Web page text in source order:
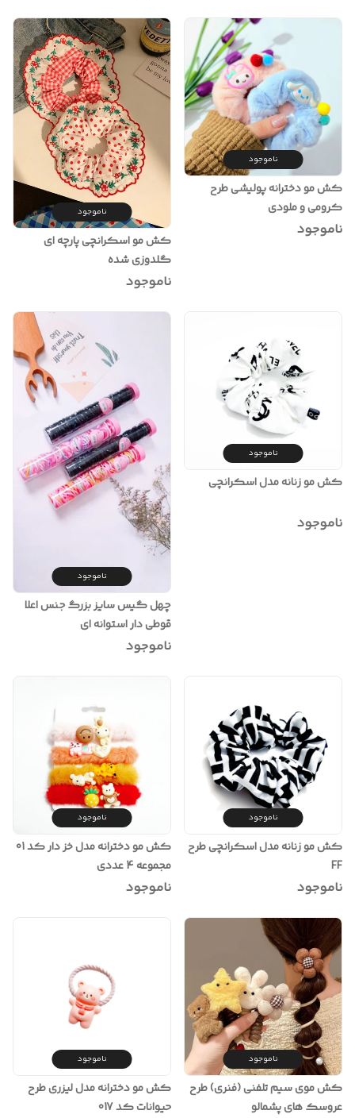
ناموجود
کش مو دخترانه پولیشی طرح
کرومی و ملودی
ناموجود
ناموجود
کش مو اسکرانچی پارچه ای
گلدوزی شده
ناموجود
ناموجود
کش مو زنانه مدل اسکرانچی
ناموجود
ناموجود
چهل گیس سایز بزرگ جنس اعلا
قوطی دار استوانه ای
ناموجود
ناموجود
کش مو زنانه مدل اسکرانچی طرح
FF
ناموجود
ناموجود
کش مو دخترانه مدل خز دار کد 01
مجموعه 4 عددی
ناموجود
ناموجود
کش موی سیم تلفنی (فنری) طرح
عروسک های پشمالو
ناموجود
کش مو دخترانه مدل لیزری طرح
حیوانات کد 017